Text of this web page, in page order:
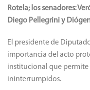
Rotela; los senadores:
Diego Pellegrini y
El presidente de
importancia del acto
institucional que
ininterrumpidos.